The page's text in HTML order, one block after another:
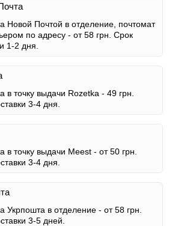
Новой Почтой в отделение, почтомат
по адресу - от 58 грн. Срок
1-2 дня.
в точку выдачи Rozetka - 49 грн.
3-4 дня.
в точку выдачи Meest - от 50 грн.
3-4 дня.
Укрпошта в отделение - от 58 грн.
3-5 дней.